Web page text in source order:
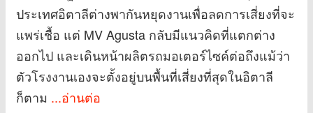
ประเทศอิตาลีต่างพากันหยุดงานเพื่อลดการเสี่ยงที่จะ
แพร่เชื้อ แต่ MV Agusta กลับมีแนวคิดที่แตกต่าง
ออกไป และเดินหน้าผลิตรถมอเตอร์ไซค์ต่อถึงแม้ว่า
ตัวโรงงานเองจะตั้งอยู่บนพื้นที่เสี่ยงที่สุดในอิตาลี
ก็ตาม ...อ่านต่อ